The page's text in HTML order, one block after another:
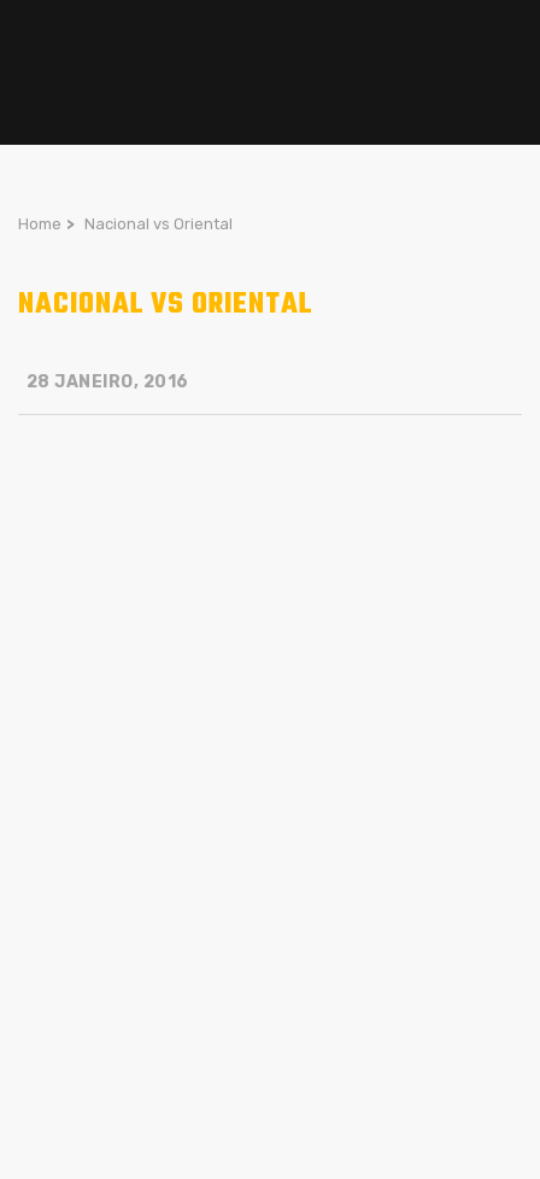
Home > Nacional vs Oriental
NACIONAL VS ORIENTAL
28 JANEIRO, 2016